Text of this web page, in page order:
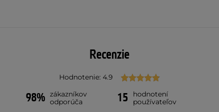
Recenzie
Hodnotenie: 4.9
98% zákazníkov
odporúča
15
hodnotení
používateľov